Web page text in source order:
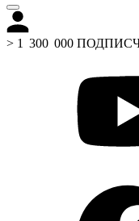
> 1 300 000